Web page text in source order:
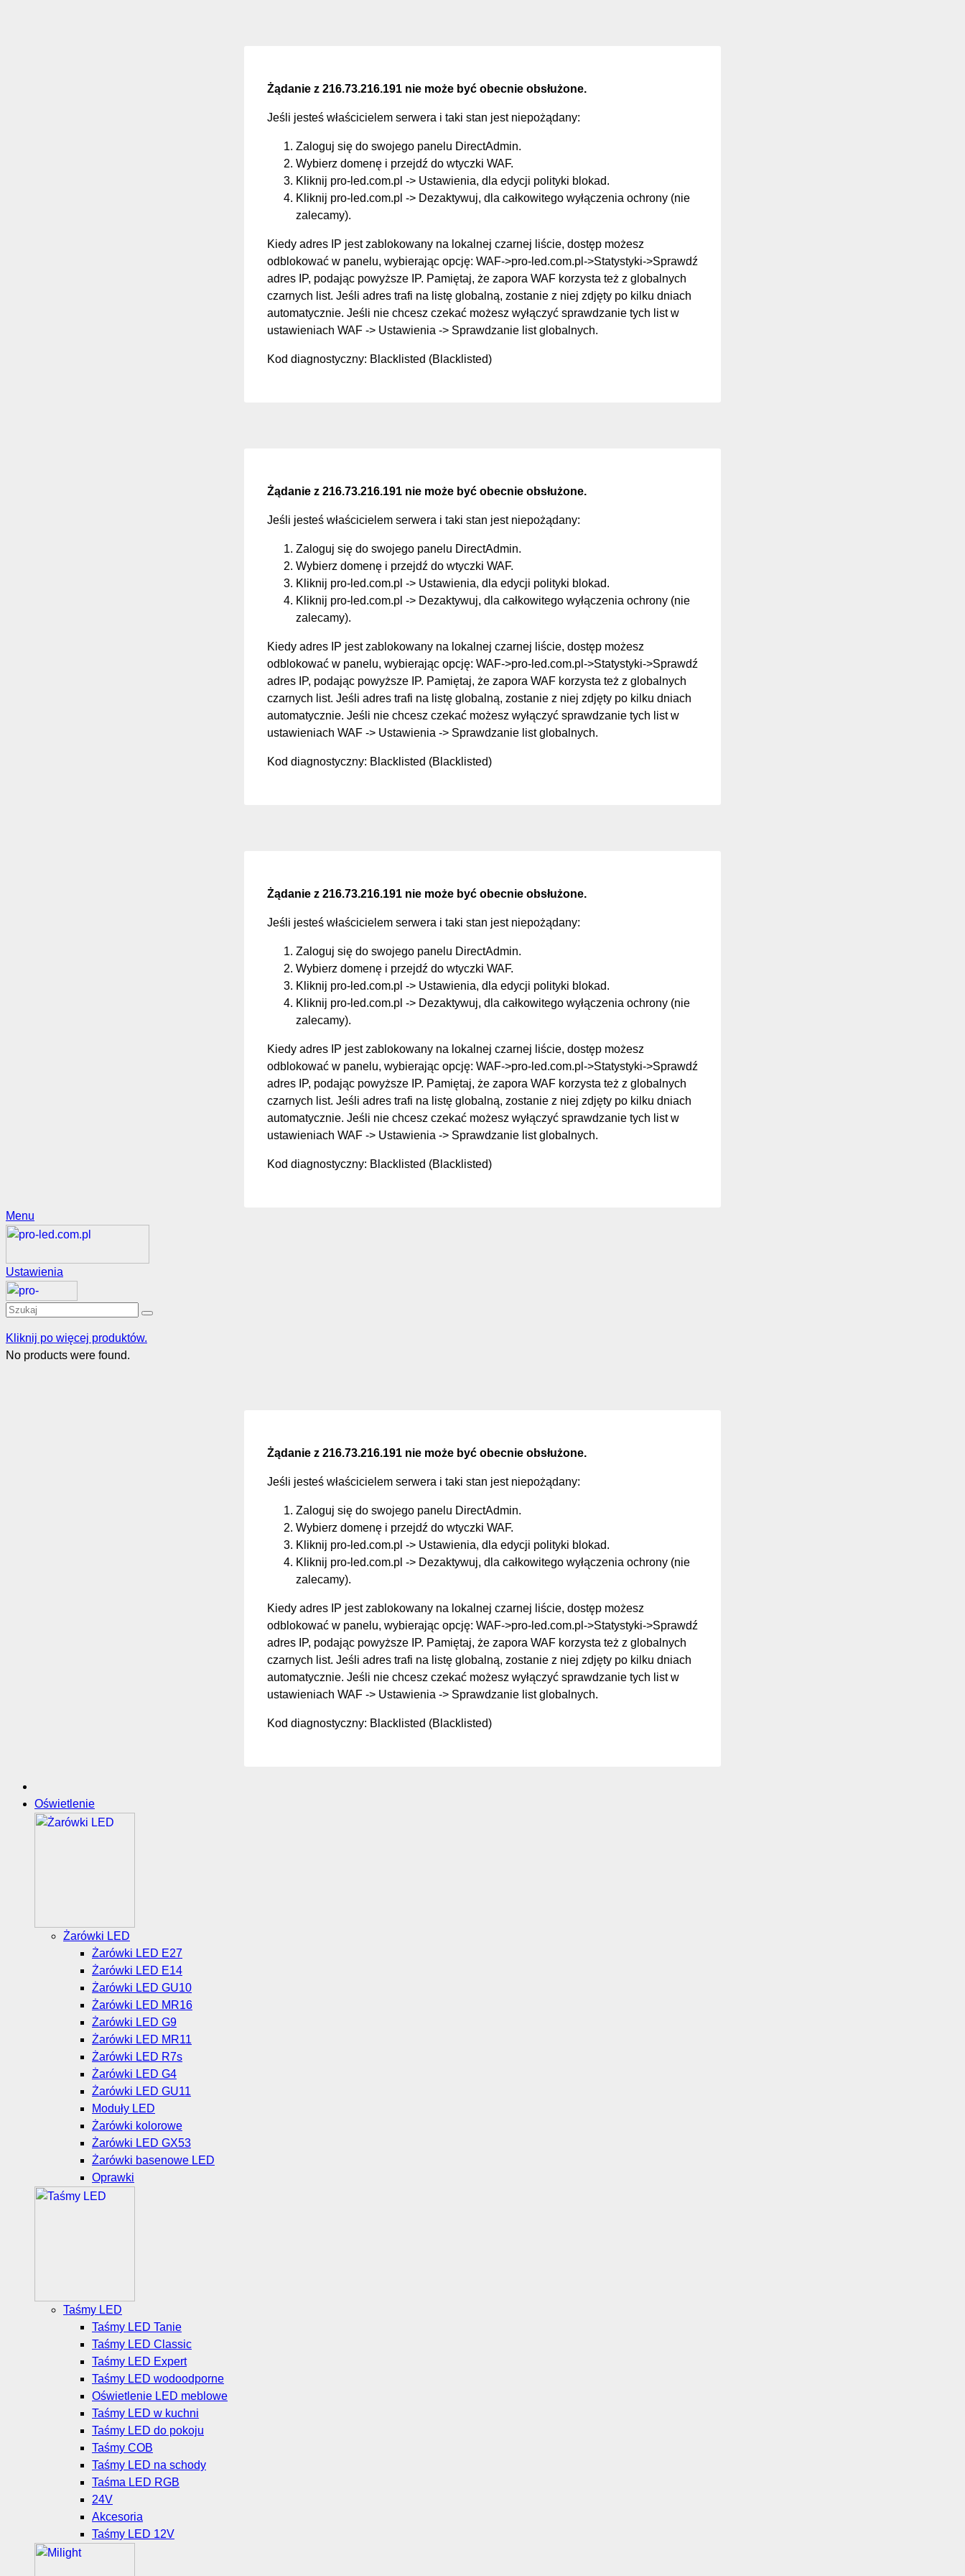
Żądanie z 216.73.216.191 nie może być obecnie obsłużone.
Jeśli jesteś właścicielem serwera i taki stan jest niepożądany:
Zaloguj się do swojego panelu DirectAdmin.
Wybierz domenę i przejdź do wtyczki WAF.
Kliknij pro-led.com.pl -> Ustawienia, dla edycji polityki blokad.
Kliknij pro-led.com.pl -> Dezaktywuj, dla całkowitego wyłączenia ochrony (nie
zalecamy).
Kiedy adres IP jest zablokowany na lokalnej czarnej liście, dostęp możesz
odblokować w panelu, wybierając opcję: WAF->pro-led.com.pl->Statystyki->Sprawdź
adres IP, podając powyższe IP. Pamiętaj, że zapora WAF korzysta też z globalnych
czarnych list. Jeśli adres trafi na listę globalną, zostanie z niej zdjęty po kilku dniach
automatycznie. Jeśli nie chcesz czekać możesz wyłączyć sprawdzanie tych list w
ustawieniach WAF -> Ustawienia -> Sprawdzanie list globalnych.
Kod diagnostyczny: Blacklisted (Blacklisted)
Żądanie z 216.73.216.191 nie może być obecnie obsłużone.
Jeśli jesteś właścicielem serwera i taki stan jest niepożądany:
Zaloguj się do swojego panelu DirectAdmin.
Wybierz domenę i przejdź do wtyczki WAF.
Kliknij pro-led.com.pl -> Ustawienia, dla edycji polityki blokad.
Kliknij pro-led.com.pl -> Dezaktywuj, dla całkowitego wyłączenia ochrony (nie
zalecamy).
Kiedy adres IP jest zablokowany na lokalnej czarnej liście, dostęp możesz
odblokować w panelu, wybierając opcję: WAF->pro-led.com.pl->Statystyki->Sprawdź
adres IP, podając powyższe IP. Pamiętaj, że zapora WAF korzysta też z globalnych
czarnych list. Jeśli adres trafi na listę globalną, zostanie z niej zdjęty po kilku dniach
automatycznie. Jeśli nie chcesz czekać możesz wyłączyć sprawdzanie tych list w
ustawieniach WAF -> Ustawienia -> Sprawdzanie list globalnych.
Kod diagnostyczny: Blacklisted (Blacklisted)
Żądanie z 216.73.216.191 nie może być obecnie obsłużone.
Jeśli jesteś właścicielem serwera i taki stan jest niepożądany:
Zaloguj się do swojego panelu DirectAdmin.
Wybierz domenę i przejdź do wtyczki WAF.
Kliknij pro-led.com.pl -> Ustawienia, dla edycji polityki blokad.
Kliknij pro-led.com.pl -> Dezaktywuj, dla całkowitego wyłączenia ochrony (nie
zalecamy).
Kiedy adres IP jest zablokowany na lokalnej czarnej liście, dostęp możesz
odblokować w panelu, wybierając opcję: WAF->pro-led.com.pl->Statystyki->Sprawdź
adres IP, podając powyższe IP. Pamiętaj, że zapora WAF korzysta też z globalnych
czarnych list. Jeśli adres trafi na listę globalną, zostanie z niej zdjęty po kilku dniach
automatycznie. Jeśli nie chcesz czekać możesz wyłączyć sprawdzanie tych list w
ustawieniach WAF -> Ustawienia -> Sprawdzanie list globalnych.
Kod diagnostyczny: Blacklisted (Blacklisted)
Menu
Ustawienia
Kliknij po więcej produktów.
No products were found.
Żądanie z 216.73.216.191 nie może być obecnie obsłużone.
Jeśli jesteś właścicielem serwera i taki stan jest niepożądany:
Zaloguj się do swojego panelu DirectAdmin.
Wybierz domenę i przejdź do wtyczki WAF.
Kliknij pro-led.com.pl -> Ustawienia, dla edycji polityki blokad.
Kliknij pro-led.com.pl -> Dezaktywuj, dla całkowitego wyłączenia ochrony (nie
zalecamy).
Kiedy adres IP jest zablokowany na lokalnej czarnej liście, dostęp możesz
odblokować w panelu, wybierając opcję: WAF->pro-led.com.pl->Statystyki->Sprawdź
adres IP, podając powyższe IP. Pamiętaj, że zapora WAF korzysta też z globalnych
czarnych list. Jeśli adres trafi na listę globalną, zostanie z niej zdjęty po kilku dniach
automatycznie. Jeśli nie chcesz czekać możesz wyłączyć sprawdzanie tych list w
ustawieniach WAF -> Ustawienia -> Sprawdzanie list globalnych.
Kod diagnostyczny: Blacklisted (Blacklisted)
Oświetlenie
Żarówki LED
Żarówki LED E27
Żarówki LED E14
Żarówki LED GU10
Żarówki LED MR16
Żarówki LED G9
Żarówki LED MR11
Żarówki LED R7s
Żarówki LED G4
Żarówki LED GU11
Moduły LED
Żarówki kolorowe
Żarówki LED GX53
Żarówki basenowe LED
Oprawki
Taśmy LED
Taśmy LED Tanie
Taśmy LED Classic
Taśmy LED Expert
Taśmy LED wodoodporne
Oświetlenie LED meblowe
Taśmy LED w kuchni
Taśmy LED do pokoju
Taśmy COB
Taśmy LED na schody
Taśma LED RGB
24V
Akcesoria
Taśmy LED 12V